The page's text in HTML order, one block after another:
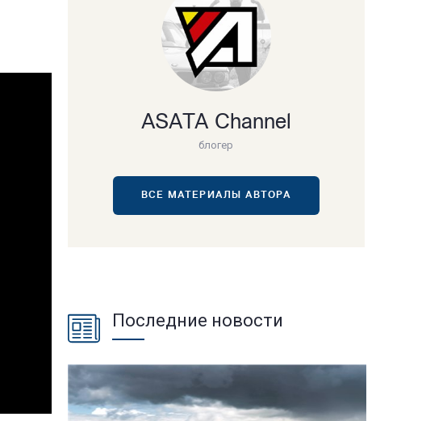
ASATA Channel
блогер
ВСЕ МАТЕРИАЛЫ АВТОРА
Последние новости